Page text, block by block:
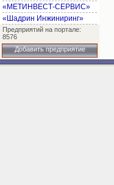
«МЕТИНВЕСТ-СЕРВИС»
«Шадрин Инжиниринг»
Предприятий на портале:
8576
Добавить предприятие